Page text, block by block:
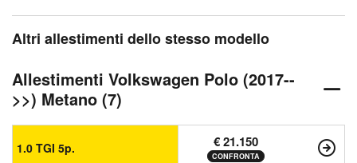
Altri allestimenti dello stesso modello
Allestimenti Volkswagen Polo (2017--
>>) Metano (7)
1.0 TGI 5p. € 21.150
CONFRONTA